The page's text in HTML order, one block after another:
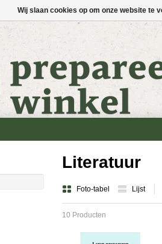
Literatuur
Foto-tabel Lijst
10 Producten
Wij slaan cookies op om onze website te